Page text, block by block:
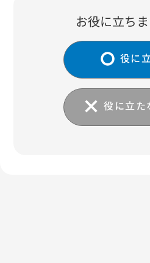
お役に立ち
役に
役に立た